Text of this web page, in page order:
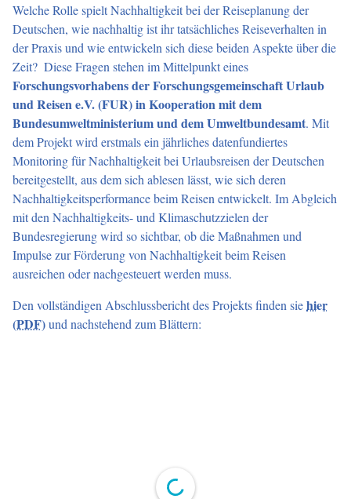
Welche Rolle spielt Nachhaltigkeit bei der Reiseplanung der
Deutschen, wie nachhaltig ist ihr tatsächliches Reiseverhalten in
der Praxis und wie entwickeln sich diese beiden Aspekte über die
Zeit? Diese Fragen stehen im Mittelpunkt eines
Forschungsvorhabens der Forschungsgemeinschaft Urlaub
und Reisen e.V. (FUR) in Kooperation mit dem
Bundesumweltministerium und dem Umweltbundesamt. Mit
dem Projekt wird erstmals ein jährliches datenfundiertes
Monitoring für Nachhaltigkeit bei Urlaubsreisen der Deutschen
bereitgestellt, aus dem sich ablesen lässt, wie sich deren
Nachhaltigkeitsperformance beim Reisen entwickelt. Im Abgleich
mit den Nachhaltigkeits- und Klimaschutzzielen der
Bundesregierung wird so sichtbar, ob die Maßnahmen und
Impulse zur Förderung von Nachhaltigkeit beim Reisen
ausreichen oder nachgesteuert werden muss.
Den vollständigen Abschlussbericht des Projekts finden siehier
(PDF)und nachstehend zum Blättern: